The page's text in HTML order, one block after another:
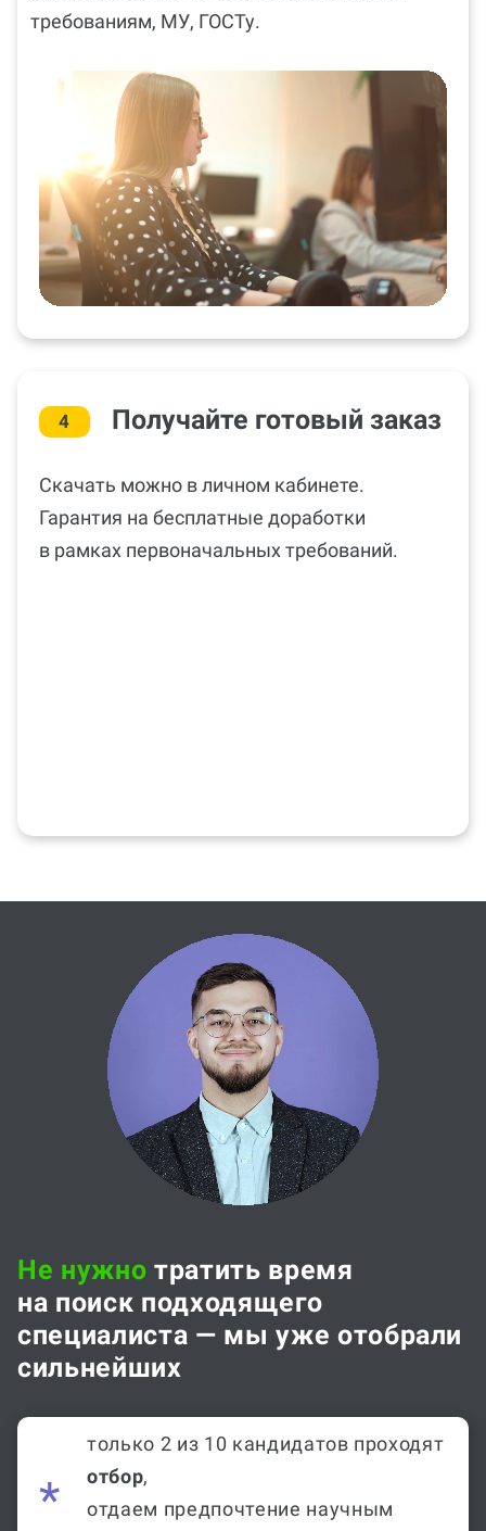
требованиям, МУ, ГОСТу.
4 Получайте готовый заказ
Скачать можно в личном кабинете.
Гарантия на бесплатные доработки
в рамках первоначальных требований.
Не нужно тратить время
на поиск подходящего
специалиста — мы уже отобрали
сильнейших
только 2 из 10 кандидатов проходят
отбор
отдаем предпочтение научным